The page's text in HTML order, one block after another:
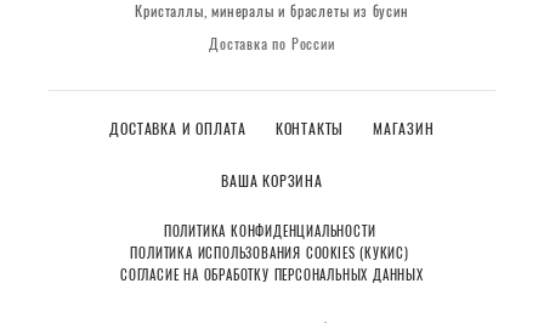
Кристаллы, минералы и браслеты из бусин
Доставка по России
ДОСТАВКА И ОПЛАТА КОНТАКТЫ МАГАЗИН
ВАША КОРЗИНА
ПОЛИТИКА КОНФИДЕНЦИАЛЬНОСТИ
ПОЛИТИКА ИСПОЛЬЗОВАНИЯ COOKIES (КУКИС)
СОГЛАСИЕ НА ОБРАБОТКУ ПЕРСОНАЛЬНЫХ ДАННЫХ